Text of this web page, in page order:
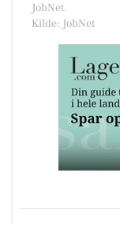
JobNet.
Kilde: JobNet